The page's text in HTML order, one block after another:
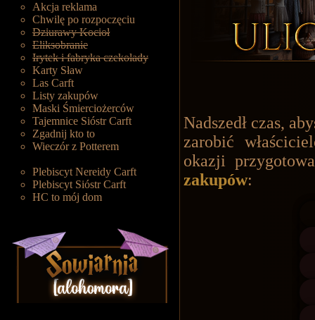
Akcja reklama
Chwilę po rozpoczęciu
Dziurawy Kocioł
Eliksobranie
Irytek i fabryka czekolady
Karty Sław
Las Carft
Listy zakupów
Maski Śmierciożerców
Tajemnice Sióstr Carft
Zgadnij kto to
Wieczór z Potterem
Plebiscyt Nereidy Carft
Plebiscyt Sióstr Carft
HC to mój dom
Nadszedł czas,
zarobić
okazji
zakupów: